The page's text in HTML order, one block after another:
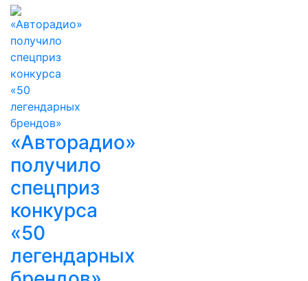
«Авторадио»
получило
спецприз
конкурса
«50
легендарных